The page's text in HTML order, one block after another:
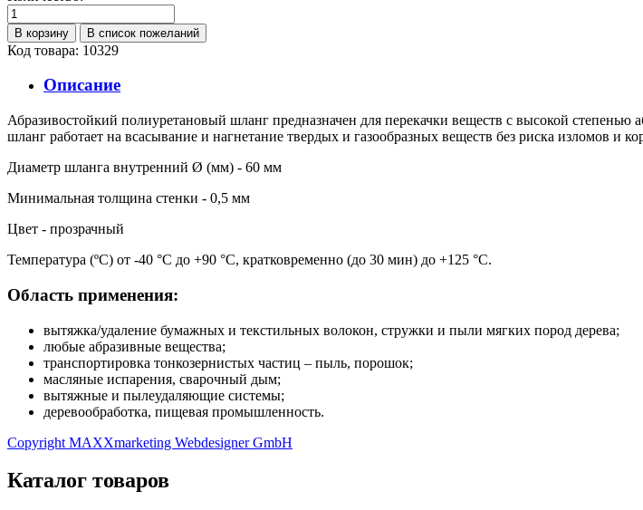
Код товара: 10329
Описание
Абразивостойкий полиуретановый шланг предназначен для перекачки веществ с высокой степенью
шланг работает на всасывание и нагнетание твердых и газообразных веществ без риска изломов и
Диаметр шланга внутренний Ø (мм) - 60 мм
Минимальная толщина стенки - 0,5 мм
Цвет - прозрачный
Температура (ºС) от -40 °С до +90 °С, кратковременно (до 30 мин) до +125 °С.
Область применения:
вытяжка/удаление бумажных и текстильных волокон, стружки и пыли мягких пород дерева;
любые абразивные вещества;
транспортировка тонкозернистых частиц – пыль, порошок;
масляные испарения, сварочный дым;
вытяжные и пылеудаляющие системы;
деревообработка, пищевая промышленность.
Copyright MAXXmarketing Webdesigner GmbH
Каталог товаров